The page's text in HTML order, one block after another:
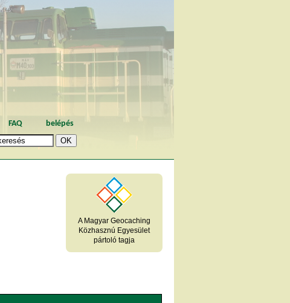
FAQ belépés
A Magyar Geocaching
Közhasznú Egyesület
pártoló tagja